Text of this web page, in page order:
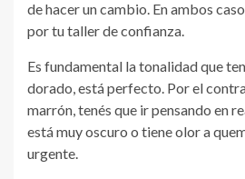
de hacer un cambio. En ambos
por tu taller de confianza.
Es fundamental la tonalidad que
dorado, está perfecto. Por el
marrón, tenés que ir pensando en
está muy oscuro o tiene olor a
urgente.